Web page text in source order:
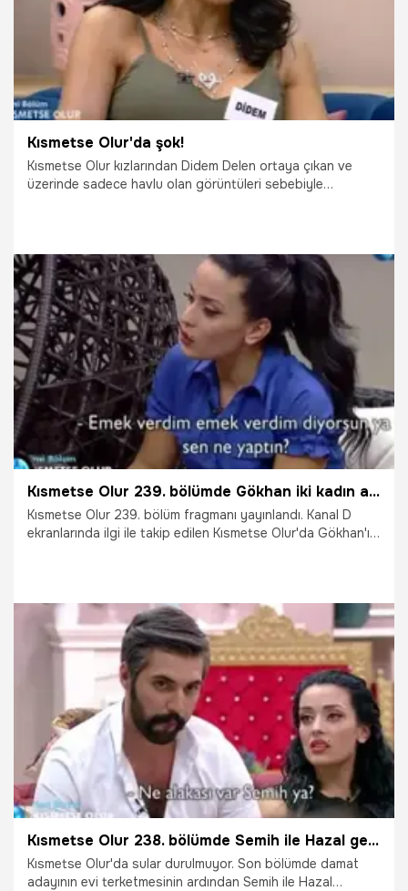
Kısmetse Olur'da şok!
Kısmetse Olur kızlarından Didem Delen ortaya çıkan ve
üzerinde sadece havlu olan görüntüleri sebebiyle
değinmedi.
5.12.2016 Televizyon
Kısmetse Olur 239. bölümde Gökhan iki kadın arasında kalıyor!
Kısmetse Olur 239. bölüm fragmanı yayınlandı. Kanal D
ekranlarında ilgi ile takip edilen Kısmetse Olur'da Gökhan'ın
Gündem
Kısmetse Olur 238. bölümde Semih ile Hazal gerginliği!
Kısmetse Olur'da sular durulmuyor. Son bölümde damat
adayının evi terketmesinin ardından Semih ile Hazal